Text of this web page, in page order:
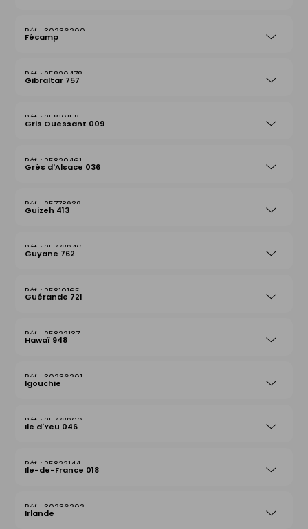
30236200
Fécamp
25820478
Gibraltar 757
25810158
Gris Ouessant 009
25820461
Grès d'Alsace 036
25778939
Guizeh 413
25778946
Guyane 762
25810165
Guérande 721
25822137
Hawaï 948
30236201
Igouchie
25778960
Ile d'Yeu 046
25822144
Ile-de-France 018
30236202
Irlande